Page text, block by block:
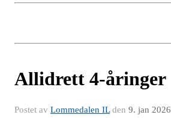
Allidrett 4-åringer
Postet av Lommedalen ILden 9. jan 2026